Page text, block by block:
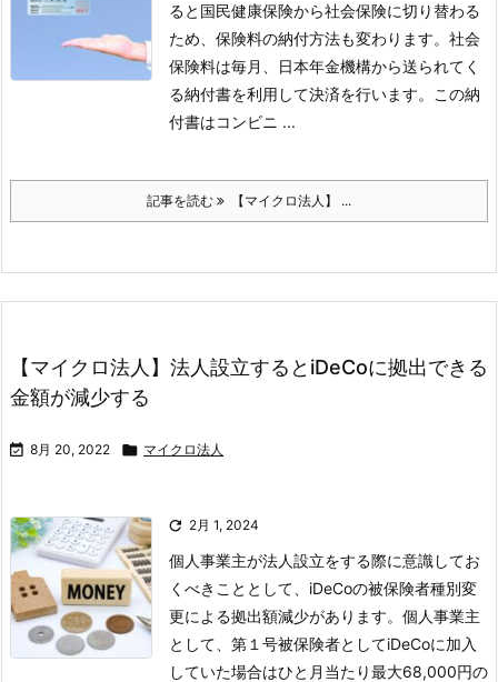
ると国民健康保険から社会保険に切り替わる
ため、保険料の納付方法も変わります。 社会
保険料は毎月、日本年金機構から送られてく
る納付書を利用して決済を行います。
この納
付書はコンビニ ...
記事を読む 【マイクロ法人】 ...
【マイクロ法人】法人設立するとiDeCoに拠出できる
金額が減少する
 8月 20, 2022  マイクロ法人
 2月 1, 2024
個人事業主が法人設立をする際に意識してお
くべきこととして、iDeCoの被保険者種別変
更による拠出額減少があります。 個人事業主
として、第１号被保険者としてiDeCoに加入
していた場合はひと月当たり最大68,000円の